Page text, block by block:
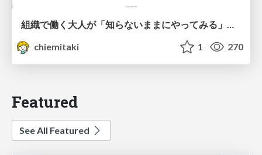
組織で働く大人が「知らないままにやってみる」を取り戻す方法とその意味〜企業で働く実務家による実践知の言語化を事例とした考察〜
chiemitaki
1 270
Featured
See All Featured